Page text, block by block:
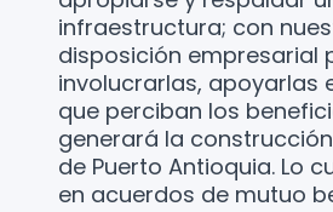
infraestructura; con
disposición empresarial
involucrarlas, apoyarlas
que perciban los
generará la
de Puerto Antioquia. Lo
en acuerdos de mutuo